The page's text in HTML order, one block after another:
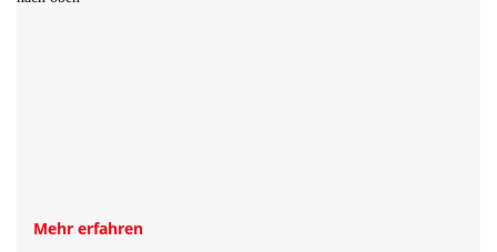
Mehr erfahren